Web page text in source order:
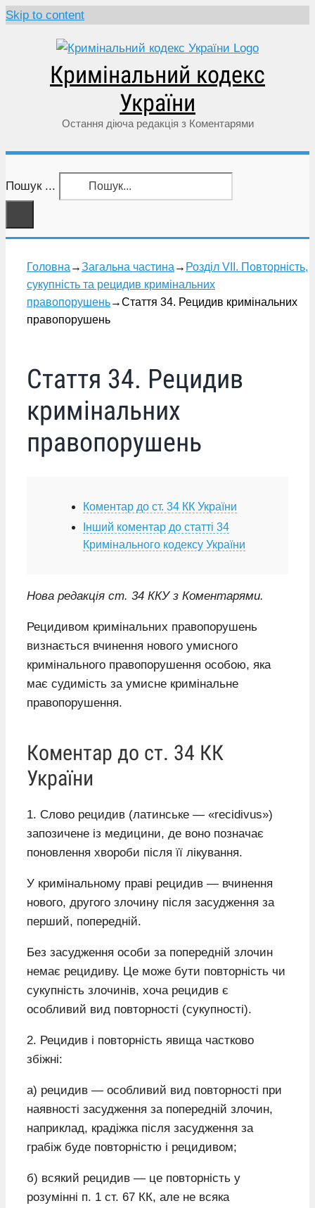
Skip to content
Кримінальний кодекс
України
Остання діюча редакція з Коментарями
Пошук ...
Головна →Загальна частина → Розділ VII. Повторність,
сукупність та рецидив кримінальних
правопорушень→Стаття 34. Рецидив кримінальних
правопорушень
Стаття 34. Рецидив
кримінальних
правопорушень
Коментар до ст. 34 КК України
Інший коментар до статті 34
Кримінального кодексу України
Нова редакція ст. 34 ККУ з Коментарями.
Рецидивом кримінальних правопорушень
визнається вчинення нового умисного
кримінального правопорушення особою, яка
має судимість за умисне кримінальне
правопорушення.
Коментар до ст. 34 КК
України
1. Слово рецидив (латинське — «recidivus»)
запозичене із медицини, де воно позначає
поновлення хвороби після її лікування.
У кримінальному праві рецидив — вчинення
нового, другого злочину після засудження за
перший, попередній.
Без засудження особи за попередній злочин
немає рецидиву. Це може бути повторність чи
сукупність злочинів, хоча рецидив є
особливий вид повторності (сукупності).
2. Рецидив і повторність явища частково
збіжні:
а) рецидив — особливий вид повторності при
наявності засудження за попередній злочин,
наприклад, крадіжка після засудження за
грабіж буде повторністю і рецидивом;
б) всякий рецидив — це повторність у
розумінні п. 1 ст. 67 КК, але не всяка